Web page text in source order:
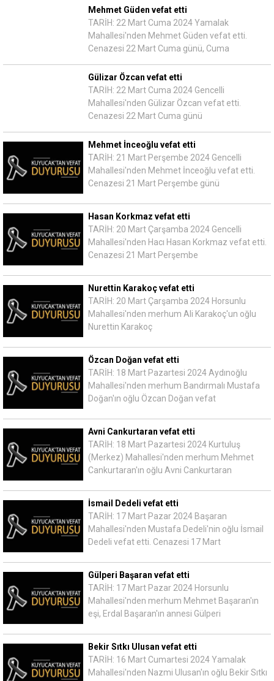
Mehmet Güden vefat etti
TARİH: 22 Mart Cuma 2024 Yamalak
Mahallesi'nden Mehmet Güden vefat etti.
Cenazesi 22 Mart Cuma günü, Cuma
Gülizar Özcan vefat etti
TARİH: 22 Mart Cuma 2024 Gencelli
Mahallesi'nden Gülizar Özcan vefat etti.
Cenazesi 22 Mart Cuma günü
Mehmet İnceoğlu vefat etti
TARİH: 21 Mart Perşembe 2024 Gencelli
Mahallesi'nden Mehmet İnceoğlu vefat etti.
Cenazesi 21 Mart Perşembe günü
Hasan Korkmaz vefat etti
TARİH: 20 Mart Çarşamba 2024 Gencelli
Mahallesi'nden Hacı Hasan Korkmaz vefat etti.
Cenazesi 21 Mart Perşembe
Nurettin Karakoç vefat etti
TARİH: 20 Mart Çarşamba 2024 Horsunlu
Mahallesi'nden merhum Ali Karakoç'un oğlu
Nurettin Karakoç
Özcan Doğan vefat etti
TARİH: 18 Mart Pazartesi 2024 Aydınoğlu
Mahallesi'nden merhum Bandırmalı Mustafa
Doğan'ın oğlu Özcan Doğan vefat
Avni Cankurtaran vefat etti
TARİH: 18 Mart Pazartesi 2024 Kurtuluş
(Merkez) Mahallesi'nden merhum Mehmet
Cankurtaran'ın oğlu Avni Cankurtaran
İsmail Dedeli vefat etti
TARİH: 17 Mart Pazar 2024 Başaran
Mahallesi'nden Mustafa Dedeli'nin oğlu İsmail
Dedeli vefat etti. Cenazesi 17 Mart
Gülperi Başaran vefat etti
TARİH: 17 Mart Pazar 2024 Horsunlu
Mahallesi'nden merhum Mehmet Başaran'ın
eşi, Erdal Başaran'ın annesi Gülperi
Bekir Sıtkı Ulusan vefat etti
TARİH: 16 Mart Cumartesi 2024 Yamalak
Mahallesi'nden Nazmi Ulusan'ın oğlu Bekir Sıtkı